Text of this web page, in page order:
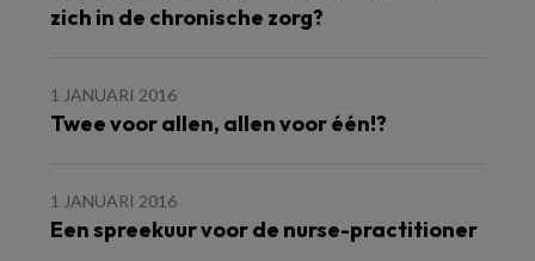
zich in de chronische zorg?
1 JANUARI 2016
Twee voor allen, allen voor één!?
1 JANUARI 2016
Een spreekuur voor de nurse-practitioner